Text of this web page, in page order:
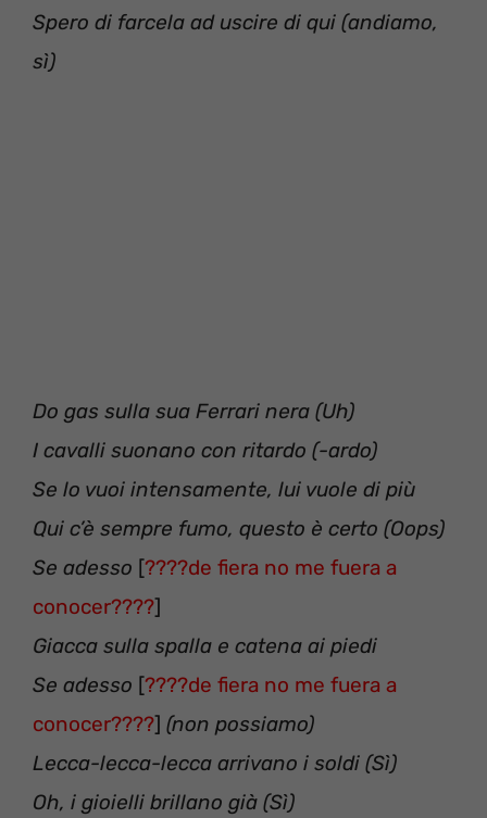
Spero di farcela ad uscire di qui (andiamo,
sì)
Do gas sulla sua Ferrari nera (Uh)
I cavalli suonano con ritardo (-ardo)
Se lo vuoi intensamente, lui vuole di più
Qui c’è sempre fumo, questo è certo (Oops)
Se adesso [????de fiera no me fuera a
conocer????]
Giacca sulla spalla e catena ai piedi
Se adesso [????de fiera no me fuera a
conocer????] (non possiamo)
Lecca-lecca-lecca arrivano i soldi (Sì)
Oh, i gioielli brillano già (Sì)